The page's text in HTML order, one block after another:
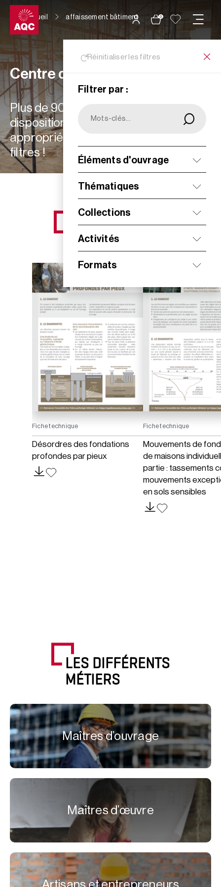
Panneau de gestion des cookies
0
Accueil affaissement bâtiment
Réinitialiser les filtres
Filtrer par :
Éléments d'ouvrage
Thématiques
Collections
Activités
Formats
Centre de ressources
Plus de 900 ressources à votre
disposition : choisissez les plus
appropriées à vos besoins grâce aux
filtres !
NOS NOUVEAUTÉS
Fiche technique
Désordres des fondations
profondes par pieux
Fiche technique
Mouvements de
de maisons
partie : tassements
mouvements
en sols sensibles
LES DIFFÉRENTS
MÉTIERS
Maîtres d’ouvrage
Maîtres d’œuvre
Artisans et entrepreneurs